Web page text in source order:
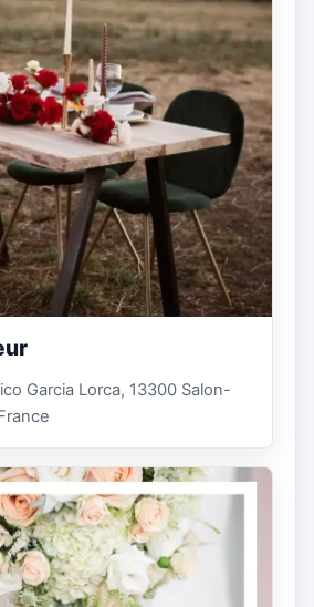
Garcia Lorca, 13300 Salon-